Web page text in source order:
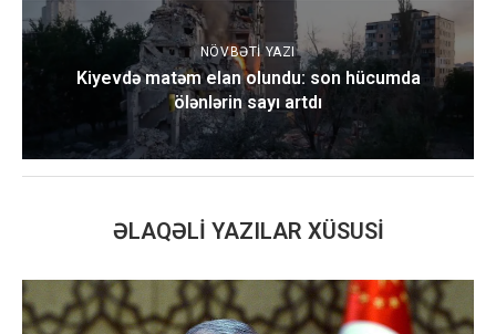
NÖVBƏTI YAZI
Kiyevdə matəm elan olundu: son hücumda
ölənlərin sayı artdı
ƏLAQƏLI YAZILAR XÜSUSI